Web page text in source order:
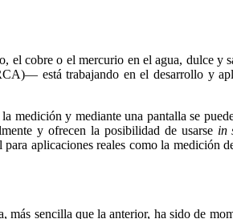
el cobre o el mercurio en el agua, dulce y
está trabajando en el desarrollo y
medición y mediante una pantalla se
y ofrecen la posibilidad de usarsein
aplicaciones reales como la medición
sencilla que la anterior, ha sido de